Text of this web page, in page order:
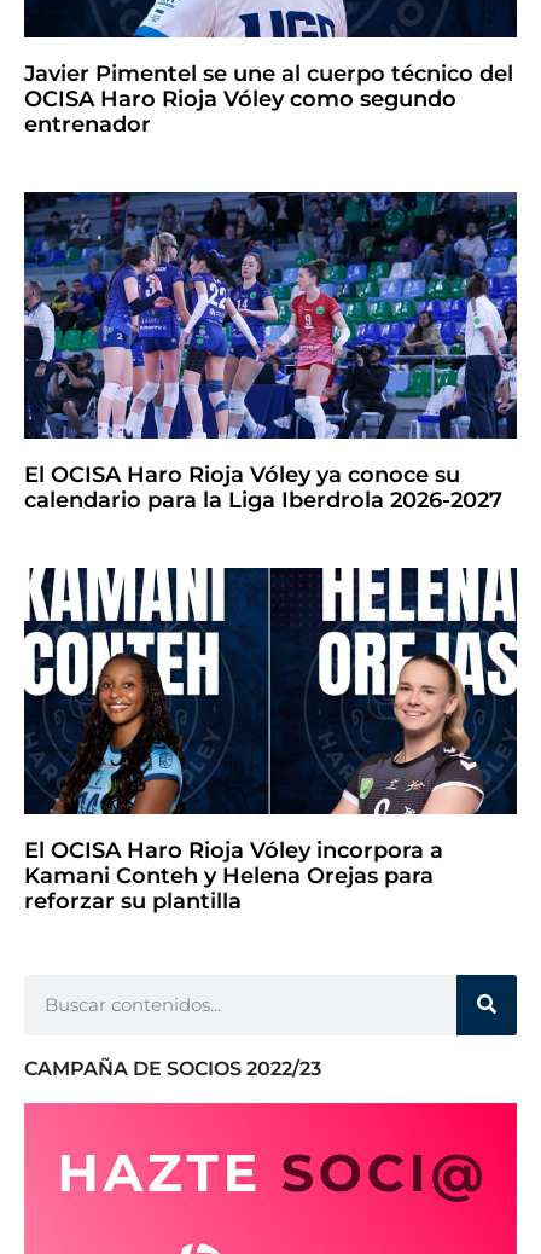
Javier Pimentel se une al cuerpo técnico del
OCISA Haro Rioja Vóley como segundo
entrenador
El OCISA Haro Rioja Vóley ya conoce su
calendario para la Liga Iberdrola 2026-2027
El OCISA Haro Rioja Vóley incorpora a
Kamani Conteh y Helena Orejas para
reforzar su plantilla
CAMPAÑA DE SOCIOS 2022/23